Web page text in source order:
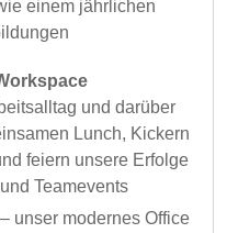
einem jährlichen
und darüber
Lunch, Kickern
feiern unsere Erfolge
Teamevents
unser modernes Office